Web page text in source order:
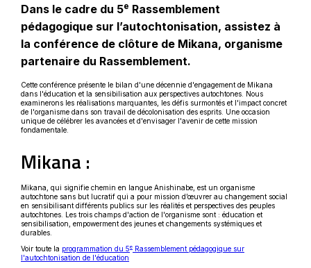
Dans le cadre du 5e Rassemblement
pédagogique sur l’autochtonisation, assistez à
la conférence de clôture de Mikana, organisme
partenaire du Rassemblement.
Cette conférence présente le bilan d'une décennie d'engagement de Mikana
dans l'éducation et la sensibilisation aux perspectives autochtones. Nous
examinerons les réalisations marquantes, les défis surmontés et l'impact concret
de l'organisme dans son travail de décolonisation des esprits. Une occasion
unique de célébrer les avancées et d'envisager l'avenir de cette mission
fondamentale.
Mikana :
Mikana, qui signifie chemin en langue Anishinabe, est un organisme
autochtone sans but lucratif qui a pour mission d’œuvrer au changement social
en sensibilisant différents publics sur les réalités et perspectives des peuples
autochtones. Les trois champs d'action de l'organisme sont : éducation et
sensibilisation, empowerment des jeunes et changements systémiques et
durables.
Voir toute la programmation du 5e Rassemblement pédagogique sur
l'autochtonisation de l'éducation